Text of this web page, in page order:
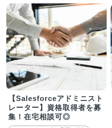
【Salesforceアドミニスト
レーター】資格取得者を募
集！在宅相談可◎